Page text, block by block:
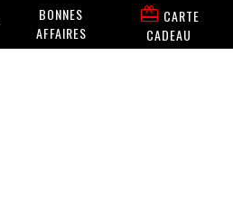
BONNES
AFFAIRES
 CARTE
CADEAU